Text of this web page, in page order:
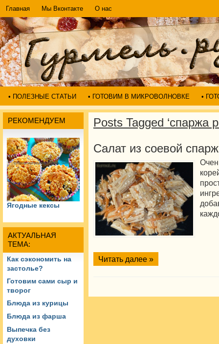
Главная Мы Вконтакте О нас
• ПОЛЕЗНЫЕ СТАТЬИ • ГОТОВИМ В МИКРОВОЛНОВКЕ •
РЕКОМЕНДУЕМ
Ягодные кексы
АКТУАЛЬНАЯ
ТЕМА:
Как сэкономить на
застолье?
Готовим сами сыр и
творог
Блюда из курицы
Блюда из фарша
Выпечка без
духовки
Posts Tagged ‘спаржа
Салат из соевой
коре
Читать далее »